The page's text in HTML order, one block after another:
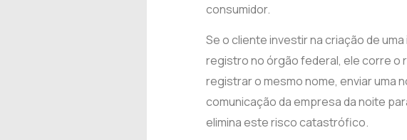
consumidor.
Se o cliente investir na criação de
registro no órgão federal, ele corre o
registrar o mesmo nome, enviar uma
comunicação da empresa da noite
elimina este risco catastrófico.